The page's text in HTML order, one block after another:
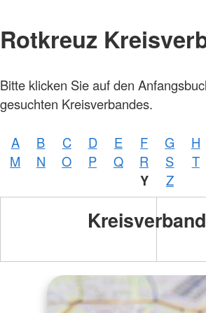
Rotkreuz
Bitte klicken Sie auf den
gesuchten Kreisverbandes.
A B C D E F G H
M
N O P Q R S T
Y Z
Kreisverband